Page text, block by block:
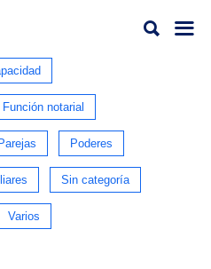
Función notarial
Parejas Poderes
Sin categoría
Varios